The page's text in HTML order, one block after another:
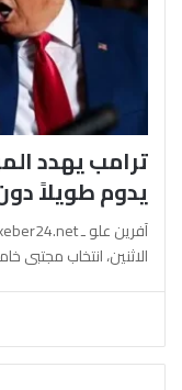
ترامب يهدد
يدوم طويلاً
الاثنين، انتخاب مجتبى